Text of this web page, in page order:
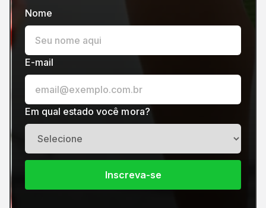
Nome
E-mail
Em qual estado você mora?
Inscreva-se